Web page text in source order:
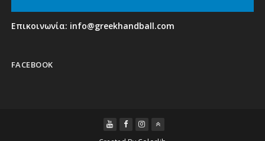
Επικοινωνία: info@greekhandball.com
FACEBOOK